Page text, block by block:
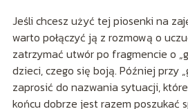
Jeśli chcesz użyć tej piosenki na
warto połączyć ją z rozmową o
zatrzymać utwór po fragmencie o
dzieci, czego się boją. Później przy
zaprosić do nazwania sytuacji, które
końcu dobrze jest razem poszukać